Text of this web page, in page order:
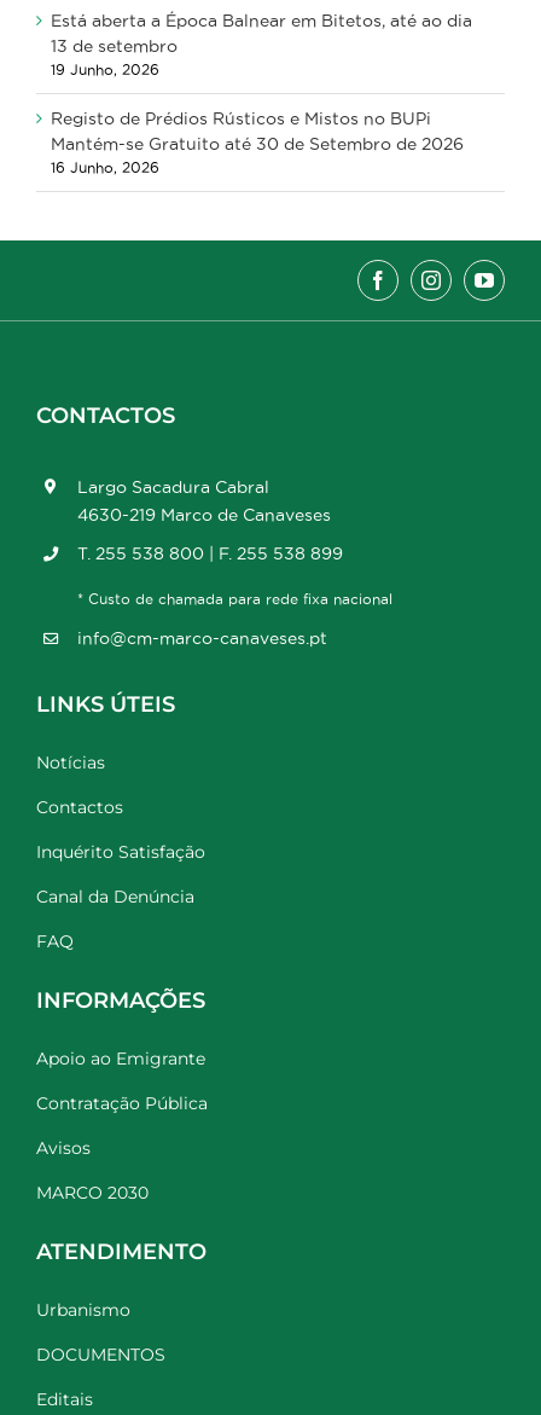
Está aberta a Época Balnear em Bitetos, até ao dia
13 de setembro
19 Junho, 2026
Registo de Prédios Rústicos e Mistos no BUPi
Mantém-se Gratuito até 30 de Setembro de 2026
16 Junho, 2026
CONTACTOS
Largo Sacadura Cabral
4630-219 Marco de Canaveses
T. 255 538 800 | F. 255 538 899
* Custo de chamada para rede fixa nacional
info@cm-marco-canaveses.pt
LINKS ÚTEIS
Notícias
Contactos
Inquérito Satisfação
Canal da Denúncia
FAQ
INFORMAÇÕES
Apoio ao Emigrante
Contratação Pública
Avisos
MARCO 2030
ATENDIMENTO
Urbanismo
DOCUMENTOS
Editais